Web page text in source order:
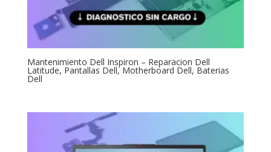
Mantenimiento Dell Inspiron – Reparacion Dell
Latitude, Pantallas Dell, Motherboard Dell, Baterias
Dell